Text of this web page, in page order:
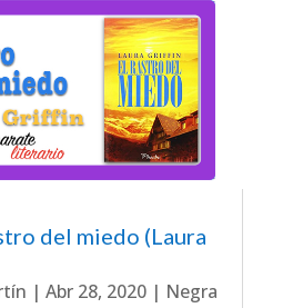
del miedo (Laura
| Abr 28, 2020| Negra